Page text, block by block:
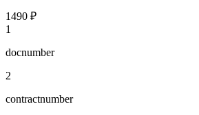
1490 ₽
1
docnumber
2
contractnumber